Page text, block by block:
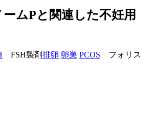
ムPと関連した不妊用
FSH製剤排卵 卵巣 PCOS フォリス